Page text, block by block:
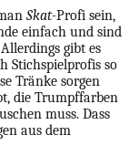
Skat-Profi sein,
einfach und sind
gibt es
Stichspielprofis so
Tränke sorgen
die Trumpffarben
muss. Dass
aus dem